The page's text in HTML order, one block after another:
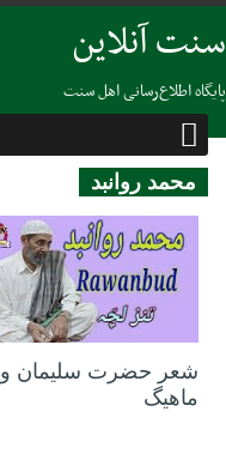
سنت آنلاین
پایگاه اطلاع‌رسانی اهل سنت
محمد روانبد
شعر حضرت سلیمان و
ماھیگ